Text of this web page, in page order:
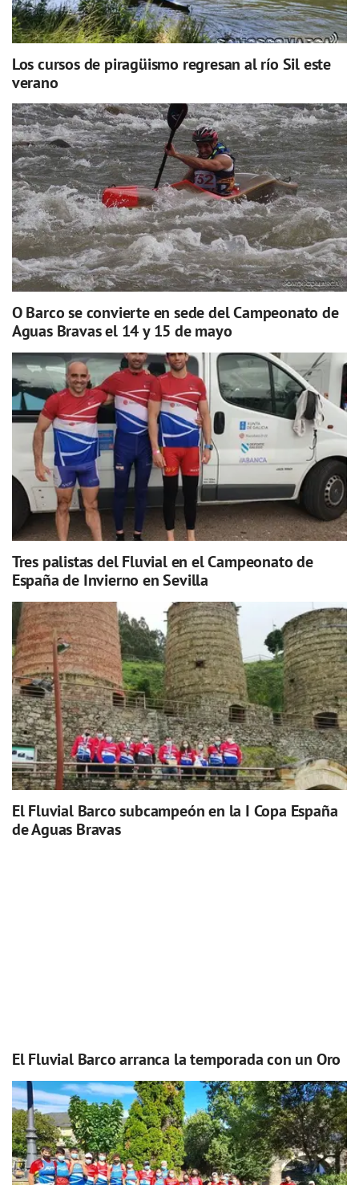
Los cursos de piragüismo regresan al río Sil este
verano
O Barco se convierte en sede del Campeonato de
Aguas Bravas el 14 y 15 de mayo
Tres palistas del Fluvial en el Campeonato de
España de Invierno en Sevilla
El Fluvial Barco subcampeón en la I Copa España
de Aguas Bravas
El Fluvial Barco arranca la temporada con un Oro